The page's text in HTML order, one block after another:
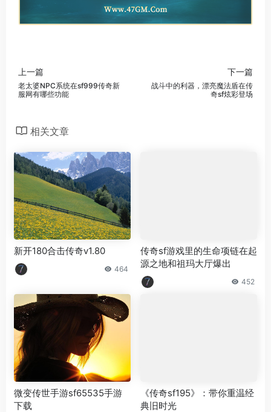
上一篇
老太婆NPC系统在sf999传奇新
服网有哪些功能
下一篇
战斗中的利器，漂亮魔法盾在传
奇sf炫彩登场
相关文章
新开180合击传奇v1.80
464
传奇sf游戏里的生命项链在起
源之地和祖玛大厅爆出
452
微变传世手游sf65535手游
下载
《传奇sf195》：带你重温经
典旧时光